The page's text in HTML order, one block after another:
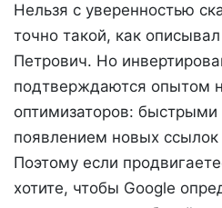
Нельзя с уверенностью
точно такой, как
Петрович. Но
подтверждаются опытом
оптимизаторов: быстрыми
появлением новых ссылок
Поэтому если
хотите, чтобы Google